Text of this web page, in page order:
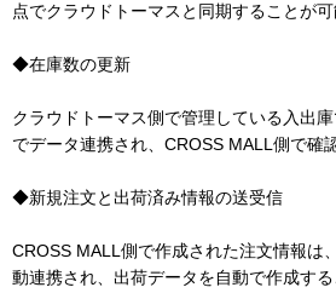
点でクラウドトーマスと同期することが可
◆在庫数の更新
クラウドトーマス側で管理している入出
でデータ連携され、CROSS MALL側で確
◆新規注文と出荷済み情報の送受信
CROSS MALL側で作成された注文情報は
動連携され、出荷データを自動で作成す